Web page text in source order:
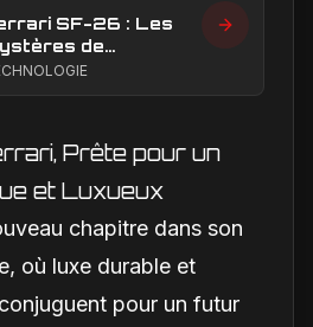
SF-26 : Les
de
en ligne
Prête pour un
et Luxueux
chapitre dans son
où luxe durable et
pour un futur